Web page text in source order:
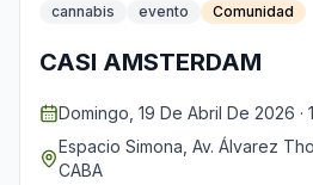
cannabis evento Comunidad
CASI AMSTERDAM
Domingo, 19 De Abril De 2026 ·
Espacio Simona, Av. Álvarez
CABA